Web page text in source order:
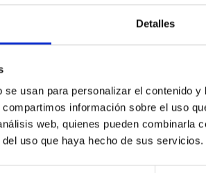
Detalles
usan para personalizar el contenido
información sobre el uso
web, quienes pueden combinarla
uso que haya hecho de sus servicios.
-